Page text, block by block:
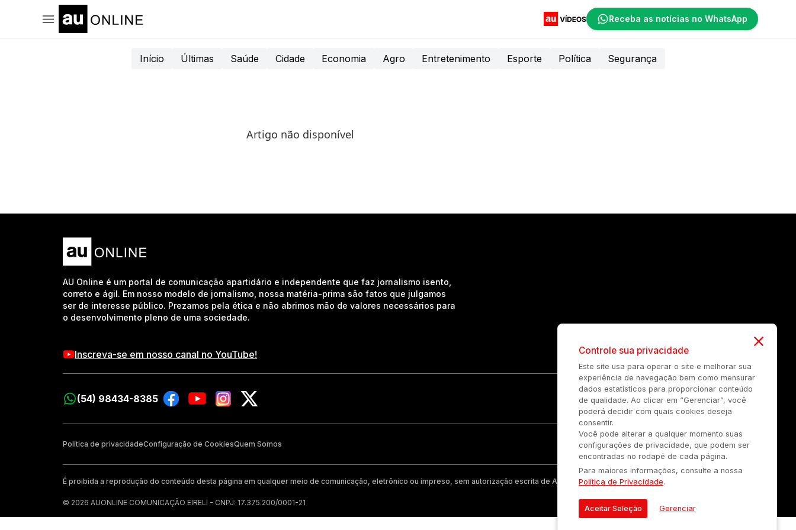
Receba as notícias no WhatsApp
Início Últimas Saúde Cidade Economia Agro Entretenimento Esporte Política Segurança
Artigo não disponível
AU Online é um portal de comunicação apartidário e independente que faz jornalismo isento,
correto e ágil. Em nosso modelo de jornalismo, nossa matéria-prima são fatos que julgamos
ser de interesse público. Prezamos pela ética e não abrimos mão de valores necessários para
o desenvolvimento pleno de uma sociedade.
Inscreva-se em nosso canal no YouTube!
(54) 98434-8385
Política de privacidadeConfiguração de CookiesQuem Somos
É proibida a reprodução do conteúdo desta página em qualquer meio de comunicação, eletrônico ou impreso, sem autorização escrita de Auonline Comunicação Eireli.
© 2026 AUONLINE COMUNICAÇÃO EIRELI - CNPJ: 17.375.200/0001-21
Controle sua privacidade
Este site usa para operar o site e melhorar sua
experiência de navegação bem como mensurar
dados estatísticos para proporcionar conteúdo
de qualidade. Ao clicar em “Gerenciar”, você
poderá decidir com quais cookies deseja
consentir.
Você pode alterar a qualquer momento suas
configurações de privacidade, que podem ser
encontradas no rodapé de cada página.
Para maiores informações, consulte a nossa
Política de Privacidade.
Aceitar Seleção Gerenciar